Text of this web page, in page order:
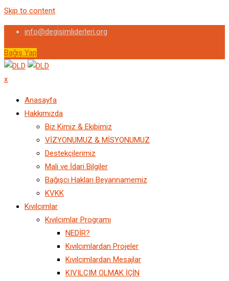
Skip to content
info@degisimliderleri.org
Bağış Yap
x
Anasayfa
Hakkımızda
Biz Kimiz & Ekibimiz
VİZYONUMUZ & MİSYONUMUZ
Destekçilerimiz
Mali ve İdari Bilgiler
Bağışcı Hakları Beyannamemiz
KVKK
Kıvılcımlar
Kıvılcımlar Programı
NEDİR?
Kıvılcımlardan Projeler
Kıvılcımlardan Mesajlar
KIVILCIM OLMAK İÇİN